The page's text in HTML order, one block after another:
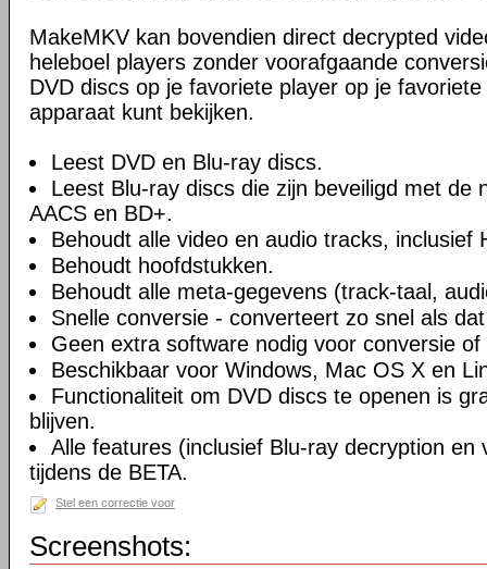
MakeMKV kan bovendien direct decrypted
heleboel players zonder voorafgaande
DVD discs op je favoriete player op je
apparaat kunt bekijken.
Leest DVD en Blu-ray discs.
Leest Blu-ray discs die zijn beveiligd met de
AACS en BD+.
Behoudt alle video en audio tracks, inclusief
Behoudt hoofdstukken.
Behoudt alle meta-gegevens (track-taal,
Snelle conversie - converteert zo snel als
Geen extra software nodig voor conversie
Beschikbaar voor Windows, Mac OS X en
Functionaliteit om DVD discs te openen is
blijven.
Alle features (inclusief Blu-ray decryption en
tijdens de BETA.
Stel een correctie voor
Screenshots: